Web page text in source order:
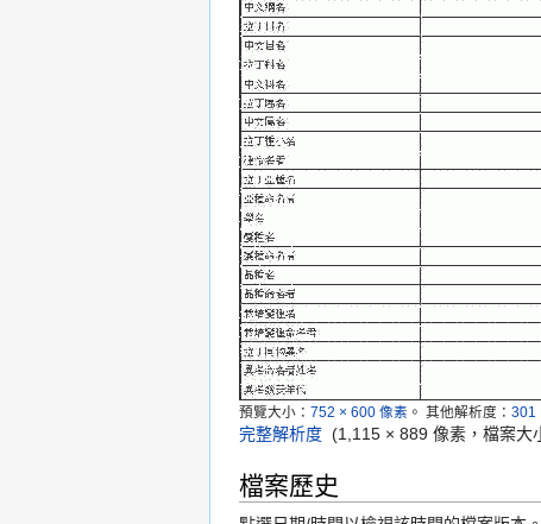
預覽大小： 752 × 600 像素 。 其他解析度： 301
完整解析度 (1,115 × 889 像素，檔案大
檔案歷史